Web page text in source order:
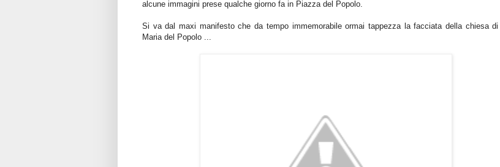
alcune immagini prese qualche giorno fa in Piazza del Popolo.
Si va dal maxi manifesto che da tempo immemorabile ormai tappezza la facciata della chiesa
Maria del Popolo ...